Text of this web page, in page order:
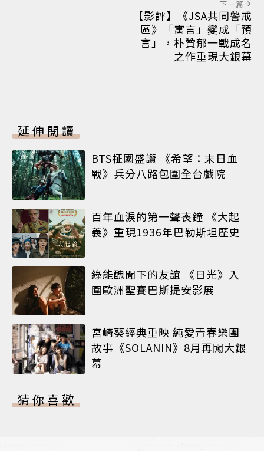
下一篇
【影評】《JSA共同警戒
區》「寓言」變成「預
言」，朴贊郁一戰成名
之作重現大銀幕
延伸閱讀
BTS柾國盛讚 《希望：末日血
戰》兵分八路包圍全台戲院
百年血淚的第一聲喪鐘 《大起
義》重現1936年巴勒斯坦歷史
綠能醜聞下的友誼 《日光》入
圍歐洲聖賽巴斯提安影展
宮崎葵經典重映 純愛青春樂團
故事《SOLANIN》8月再闖大銀
幕
猜你喜歡